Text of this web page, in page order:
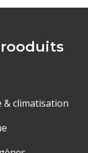
climatisation